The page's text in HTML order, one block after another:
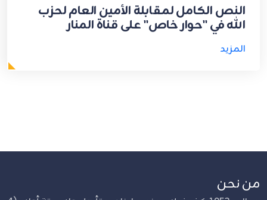
النص الكامل لمقابلة الأمين العام لحزب
الله في "حوار خاص" على قناة المنار
المزيد
من نحن